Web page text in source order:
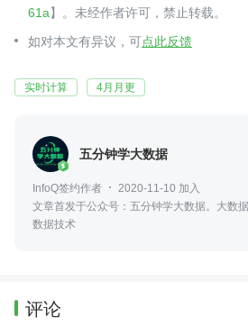
61a】。未经作者许可，禁止转载。
如对本文有异议，可点此反馈
实时计算 4月月更
五分钟学大数据
InfoQ签约作者
2020-11-10 加入
文章首发于公众号：五分钟学大数据。大数
数据技术
评论